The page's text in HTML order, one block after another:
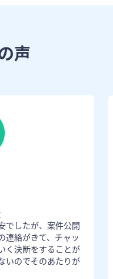
声
でしたが、案件公開
連絡がきて、チャッ
く決断をすることが
いのでそのあたりが